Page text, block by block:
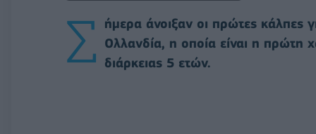
Σ
ήμερα άνοιξαν οι πρώτες κάλπες
Ολλανδία, η οποία είναι η
διάρκειας 5 ετών.